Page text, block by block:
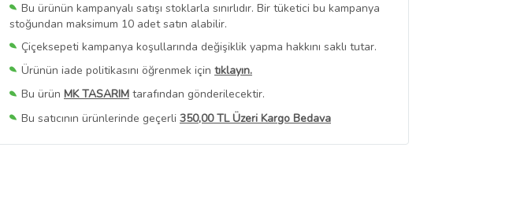
Bu ürünün kampanyalı satışı stoklarla sınırlıdır. Bir tüketici bu kampanya
stoğundan maksimum 10 adet satın alabilir.
Çiçeksepeti kampanya koşullarında değişiklik yapma hakkını saklı tutar.
Ürünün iade politikasını öğrenmek için tıklayın.
Bu ürün MK TASARIM tarafından gönderilecektir.
Bu satıcının ürünlerinde geçerli 350,00 TL Üzeri Kargo Bedava
Bu SatıcınınTüm Ürünlerini Görüntüle